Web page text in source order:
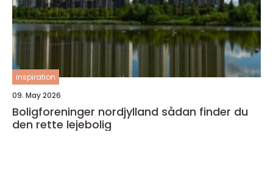
inspiration
09. May 2026
Boligforeninger nordjylland sådan finder du
den rette lejebolig